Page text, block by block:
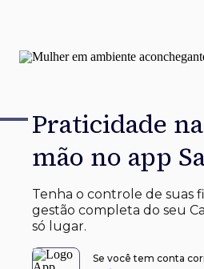
Praticidade
mão no app
Tenha o controle de suas
gestão completa do seu
só lugar.
Se você tem conta